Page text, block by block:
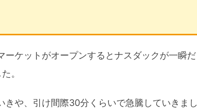
ケットがオープンするとナスダックが一瞬だ
。
や、引け間際30分くらいで急騰していきまし